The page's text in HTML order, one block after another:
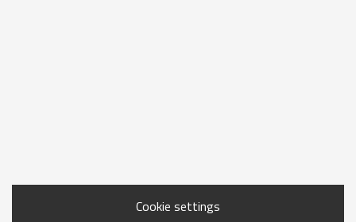
Cookie settings